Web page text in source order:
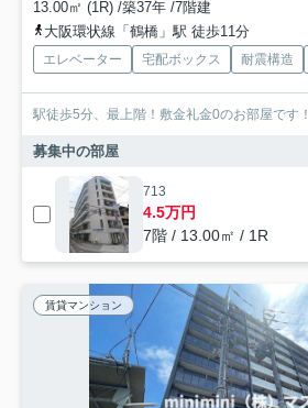
13.00㎡ (1R) /築37年 /7階建
大阪環状線「鶴橋」駅 徒歩11分
エレベーター 宅配ボックス 耐震構造
駅徒歩5分、最上階！敷金礼金0のお部屋です！
募集中の部屋
713
4.5万円
7階 / 13.00㎡ / 1R
賃貸マンション